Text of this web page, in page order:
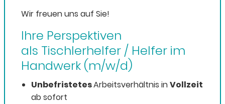
Wir freuen uns auf Sie!
Ihre Perspektiven
als Tischlerhelfer / Helfer im
Handwerk (m/w/d)
UnbefristetesArbeitsverhältnis inVollzeit
ab sofort